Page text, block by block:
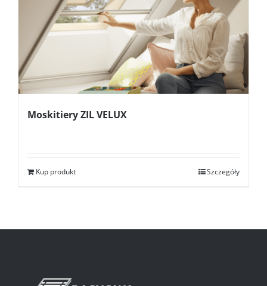
Moskitiery ZIL VELUX
Kup produkt Szczegóły